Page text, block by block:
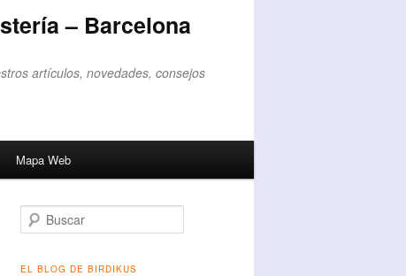
– Barcelona
artículos, novedades, consejos
Mapa Web
Buscar
EL BLOG DE BIRDIKUS